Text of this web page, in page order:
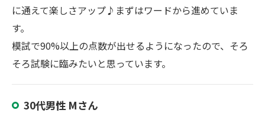
に通えて楽しさアップ♪まずはワードから進めていま
す。
模試で90%以上の点数が出せるようになったので、そろ
そろ試験に臨みたいと思っています。
30代男性 Mさん